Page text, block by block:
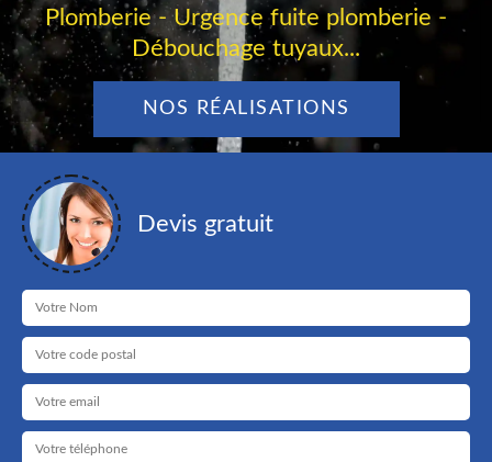
Plomberie - Urgence fuite plomberie -
Débouchage tuyaux...
NOS RÉALISATIONS
Devis gratuit